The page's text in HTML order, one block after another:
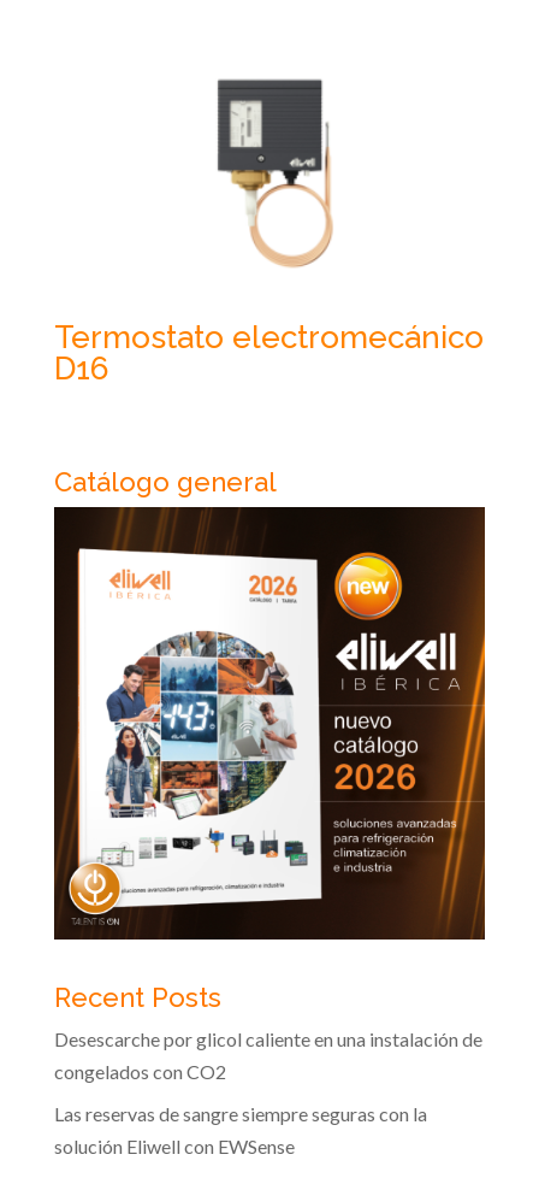
Termostato electromecánico
D16
Catálogo general
Recent Posts
Desescarche por glicol caliente en una instalación de
congelados con CO2
Las reservas de sangre siempre seguras con la
solución Eliwell con EWSense